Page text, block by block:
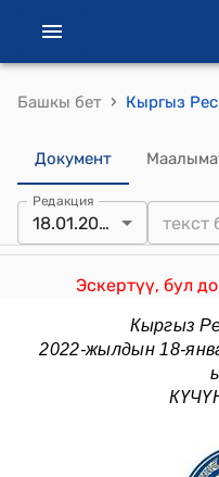
Башкы бет ›
Документ
Редакция
18.01.2022
Эскертүү, бул